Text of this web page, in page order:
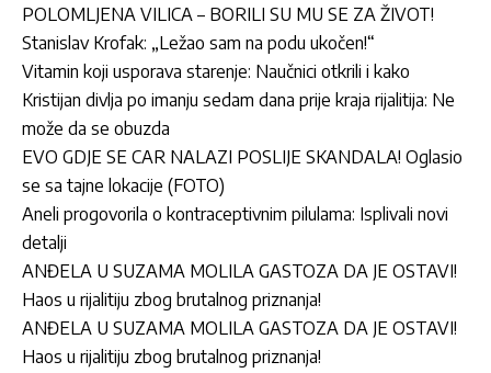
POLOMLJENA VILICA – BORILI SU MU SE ZA ŽIVOT!
Stanislav Krofak: „Ležao sam na podu ukočen!“
Vitamin koji usporava starenje: Naučnici otkrili i kako
Kristijan divlja po imanju sedam dana prije kraja rijalitija: Ne
može da se obuzda
EVO GDJE SE CAR NALAZI POSLIJE SKANDALA! Oglasio
se sa tajne lokacije (FOTO)
Aneli progovorila o kontraceptivnim pilulama: Isplivali novi
detalji
ANĐELA U SUZAMA MOLILA GASTOZA DA JE OSTAVI!
Haos u rijalitiju zbog brutalnog priznanja!
ANĐELA U SUZAMA MOLILA GASTOZA DA JE OSTAVI!
Haos u rijalitiju zbog brutalnog priznanja!